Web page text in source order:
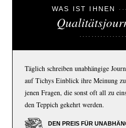
WAS IST IHNEN
Täglich schreiben unabhängige
auf Tichys Einblick ihre Meinung
jenen Fragen, die sonst oft all zu
den Teppich gekehrt werden.
DEN PREIS FÜR